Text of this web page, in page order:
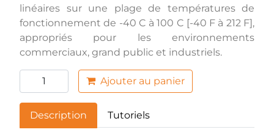
linéaires sur une plage de températures de
fonctionnement de -40 C à 100 C [-40 F à 212 F],
appropriés pour les environnements
commerciaux, grand public et industriels.
Ajouter au panier
Description Tutoriels